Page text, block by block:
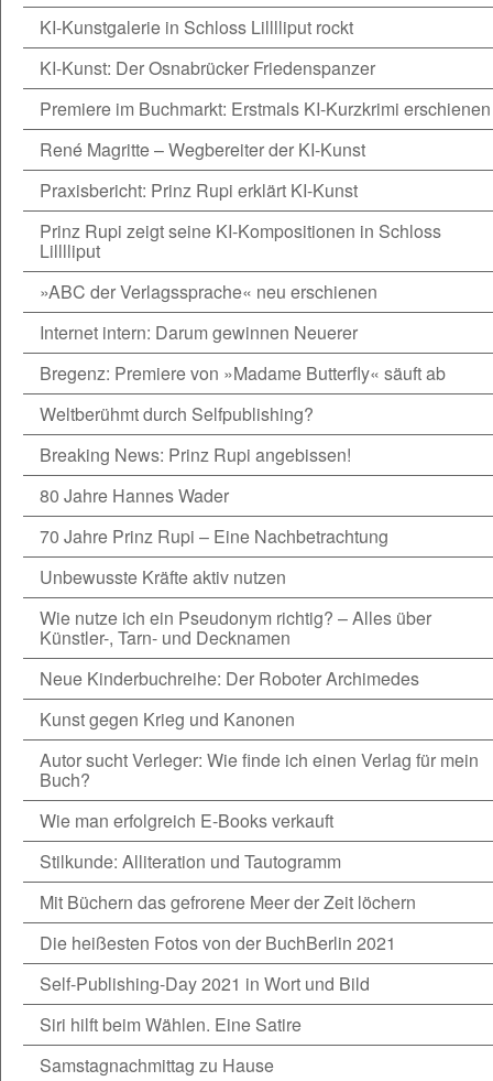
KI-Kunstgalerie in Schloss Lilllliput rockt
KI-Kunst: Der Osnabrücker Friedenspanzer
Premiere im Buchmarkt: Erstmals KI-Kurzkrimi erschienen
René Magritte – Wegbereiter der KI-Kunst
Praxisbericht: Prinz Rupi erklärt KI-Kunst
Prinz Rupi zeigt seine KI-Kompositionen in Schloss
Lilllliput
»ABC der Verlagssprache« neu erschienen
Internet intern: Darum gewinnen Neuerer
Bregenz: Premiere von »Madame Butterfly« säuft ab
Weltberühmt durch Selfpublishing?
Breaking News: Prinz Rupi angebissen!
80 Jahre Hannes Wader
70 Jahre Prinz Rupi – Eine Nachbetrachtung
Unbewusste Kräfte aktiv nutzen
Wie nutze ich ein Pseudonym richtig? – Alles über
Künstler-, Tarn- und Decknamen
Neue Kinderbuchreihe: Der Roboter Archimedes
Kunst gegen Krieg und Kanonen
Autor sucht Verleger: Wie finde ich einen Verlag für mein
Buch?
Wie man erfolgreich E-Books verkauft
Stilkunde: Alliteration und Tautogramm
Mit Büchern das gefrorene Meer der Zeit löchern
Die heißesten Fotos von der BuchBerlin 2021
Self-Publishing-Day 2021 in Wort und Bild
Siri hilft beim Wählen. Eine Satire
Samstagnachmittag zu Hause